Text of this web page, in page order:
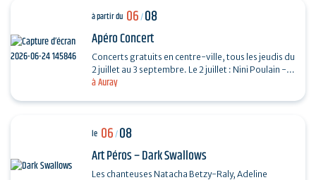
à Auray
à partir du 06/08
Apéro Concert
Concerts gratuits en centre-ville, tous les jeudis du
2 juillet au 3 septembre. Le 2 juillet : Nini Poulain -
Chanson française et Taylor Trio - Soul…
le 06/08
Art Péros – Dark Swallows
Les chanteuses Natacha Betzy-Raly, Adeline